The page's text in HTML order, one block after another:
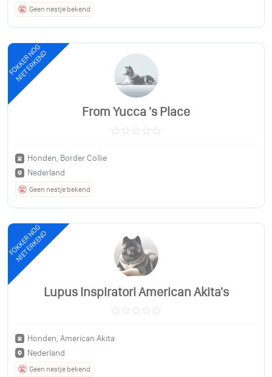
Geen nestje bekend
FOKKER NOG
NIET ERKEND
From Yucca 's Place
Honden, Border Collie
Nederland
Geen nestje bekend
FOKKER NOG
NIET ERKEND
Lupus Inspiratori American Akita's
Honden, American Akita
Nederland
Geen nestje bekend